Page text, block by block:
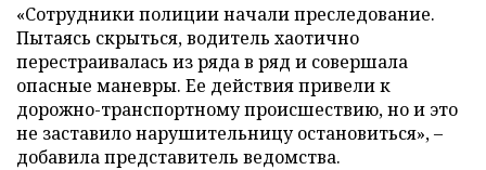
«Сотрудники полиции начали преследование.
Пытаясь скрыться, водитель хаотично
перестраивалась из ряда в ряд и совершала
опасные маневры. Ее действия привели к
дорожно-транспортному происшествию, но и это
не заставило нарушительницу остановиться», –
добавила представитель ведомства.